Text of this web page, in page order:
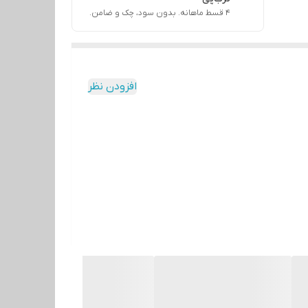
۴ قسط ماهانه. بدون سود، چک و ضامن.
افزودن نظر